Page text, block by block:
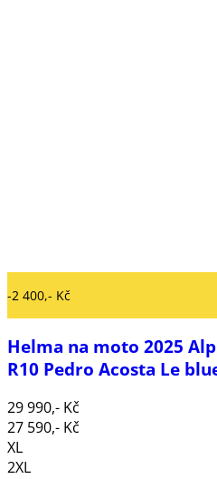
-2 400,- Kč
Helma na moto 2025
R10 Pedro Acosta Le
29 990,- Kč
27 590,- Kč
XL
2XL